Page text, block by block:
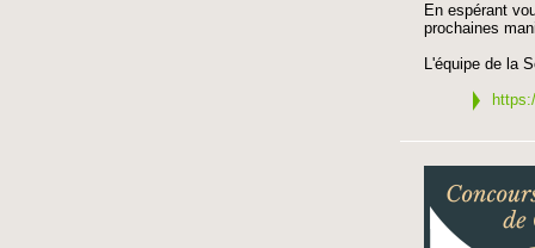
En espérant
prochaines
L'équipe de la